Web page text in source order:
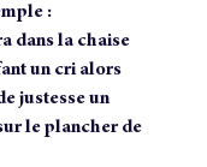
:
dans la chaise
un cri alors
justesse un
le plancher de